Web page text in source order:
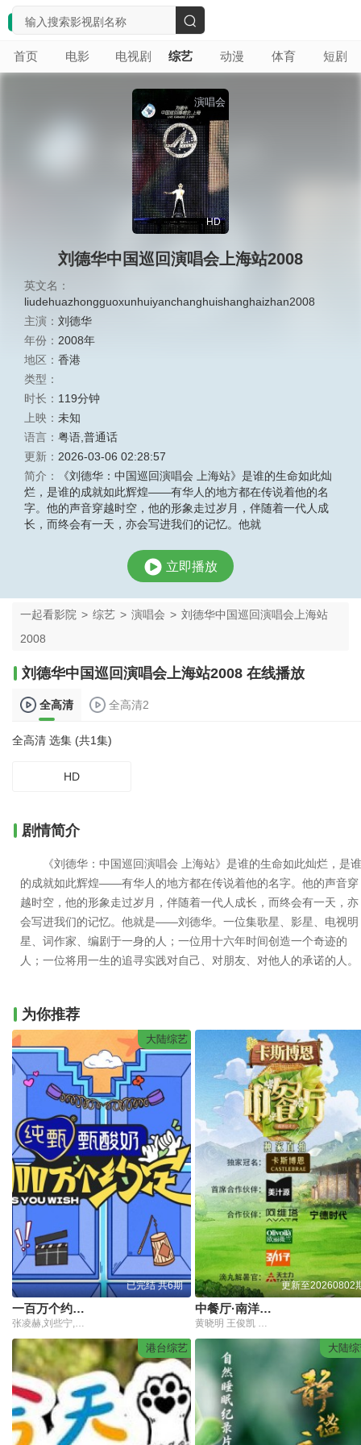
首页 电影 电视剧 综艺 动漫 体育 短剧
搜
索
演唱会
HD
刘德华中国巡回演唱会上海站2008
英文名：
liudehuazhongguoxunhuiyanchanghuishanghaizhan2008
主演： 刘德华
年份： 2008年
地区： 香港
类型：
时长： 119分钟
上映： 未知
语言： 粤语,普通话
更新： 2026-03-06 02:28:57
简介：
《刘德华：中国巡回演唱会 上海站》是谁的生命如此灿
烂，是谁的成就如此辉煌——有华人的地方都在传说着他的名
字。他的声音穿越时空，他的形象走过岁月，伴随着一代人成
长，而终会有一天，亦会写进我们的记忆。他就
立即播放
一起看影院 > 综艺 > 演唱会 > 刘德华中国巡回演唱会上海站
2008
刘德华中国巡回演唱会上海站2008 在线播放
全高清 全高清2
全高清 选集 (共1集)
HD
剧情简介
《刘德华：中国巡回演唱会 上海站》是谁的生命如此灿烂，是谁
的成就如此辉煌——有华人的地方都在传说着他的名字。他的声音穿
越时空，他的形象走过岁月，伴随着一代人成长，而终会有一天，亦
会写进我们的记忆。他就是——刘德华。一位集歌星、影星、电视明
星、词作家、编剧于一身的人；一位用十六年时间创造一个奇迹的
人；一位将用一生的追寻实践对自己、对朋友、对他人的承诺的人。
为你推荐
大陆综艺
已完结 共6期
一百万个约定之宁安如梦
张凌赫,刘些宁,白鹿,王星越
更新至20260802
中餐厅·南洋拾光季独家直拍
黄晓明 王俊凯 昆凌 姜妍 靳梦佳 张雅琪 林述巍
港台综艺 大陆